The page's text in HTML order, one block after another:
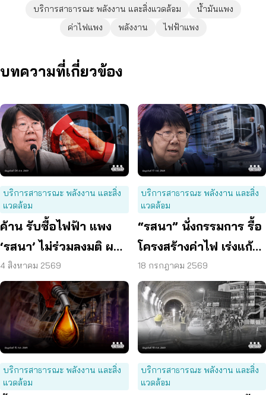
บริการสาธารณะ พลังงาน และสิ่งแวดล้อม
น้ำมันแพง
ค่าไฟแพง
พลังงาน ไฟฟ้าแพง
บทความที่เกี่ยวข้อง
บริการสาธารณะ พลังงาน และสิ่ง
แวดล้อม
ค้าน รับซื้อไฟฟ้า แพง
‘รสนา’ ไม่ร่วมลงมติ ผลัก
ผู้บริโภค “แบก”
4 สิงหาคม 2569
บริการสาธารณะ พลังงาน และสิ่ง
แวดล้อม
“รสนา” นั่งกรรมการ รื้อ
โครงสร้างค่าไฟ เร่งแก้
ต้นเหตุพลังงานแพง
18 กรกฎาคม 2569
บริการสาธารณะ พลังงาน และสิ่ง
แวดล้อม
บริการสาธารณะ พลังงาน และสิ่ง
แวดล้อม